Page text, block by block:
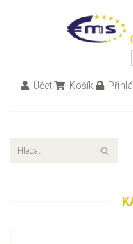
Účet Košík